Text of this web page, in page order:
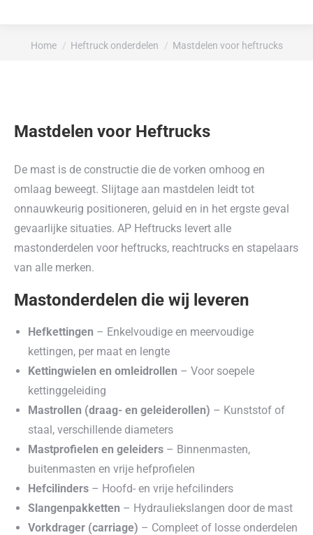
Je bent hier:
Home Heftruck onderdelen Mastdelen voor heftrucks
Mastdelen voor Heftrucks
De mast is de constructie die de vorken omhoog en
omlaag beweegt. Slijtage aan mastdelen leidt tot
onnauwkeurig positioneren, geluid en in het ergste geval
gevaarlijke situaties. AP Heftrucks levert alle
mastonderdelen voor heftrucks, reachtrucks en stapelaars
van alle merken.
Mastonderdelen die wij leveren
Hefkettingen – Enkelvoudige en meervoudige
kettingen, per maat en lengte
Kettingwielen en omleidrollen – Voor soepele
kettinggeleiding
Mastrollen (draag- en geleiderollen) – Kunststof of
staal, verschillende diameters
Mastprofielen en geleiders – Binnenmasten,
buitenmasten en vrije hefprofielen
Hefcilinders – Hoofd- en vrije hefcilinders
Slangenpakketten – Hydrauliekslangen door de mast
Vorkdrager (carriage) – Compleet of losse onderdelen